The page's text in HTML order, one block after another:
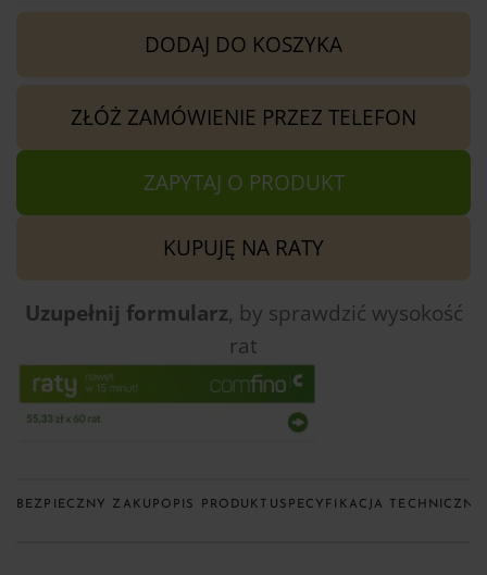
DODAJ DO KOSZYKA
ZŁÓŻ ZAMÓWIENIE PRZEZ TELEFON
ZAPYTAJ O PRODUKT
KUPUJĘ NA RATY
Uzupełnij formularz, by sprawdzić wysokość
rat
BEZPIECZNY ZAKUP OPIS PRODUKTU SPECYFIKACJA TECHNICZNA